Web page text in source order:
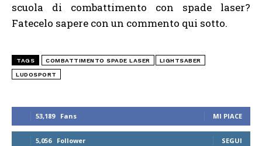
53,189 Fans MI PIACE
5,056 Follower SEGUI
scuola di combattimento con spade laser?
Fatecelo sapere con un commento qui sotto.
TAGS COMBATTIMENTO SPADE LASER LIGHTSABER
LUDOSPORT